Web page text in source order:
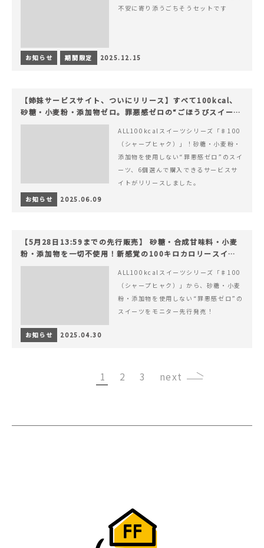
不安に寄り添うごちそうセットです
お知らせ 期間限定 2025.12.15
【姉妹サービスサイト、ついにリリース】すべて100kcal、
砂糖・小麦粉・添加物ゼロ。罪悪感ゼロの“ごほうびスイー
ツ”『#100（シャープ100）』
ALL100kcalスイーツシリーズ「♯100
（シャープヒャク）」！砂糖・小麦粉・
添加物を使用しない“罪悪感ゼロ”のスイ
ーツ、6個選んで購入できるサービスサ
イトがリリースしました。
お知らせ
2025.06.09
【5月28日13:59までの先行販売】 砂糖・合成甘味料・小麦
粉・添加物を一切不使用！新感覚の100キロカロリースイー
ツでヘルシーライフを。
ALL100kcalスイーツシリーズ「♯100
（シャープヒャク）」から、砂糖・小麦
粉・添加物を使用しない“罪悪感ゼロ”の
スイーツをモニター先行発売！
お知らせ 2025.04.30
1 2 3 ›